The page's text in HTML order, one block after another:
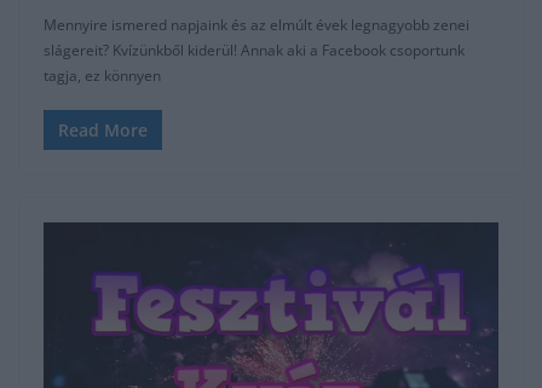
Mennyire ismered napjaink és az elmúlt évek legnagyobb zenei
slágereit? Kvízünkből kiderül! Annak aki a Facebook csoportunk
tagja, ez könnyen
Read More